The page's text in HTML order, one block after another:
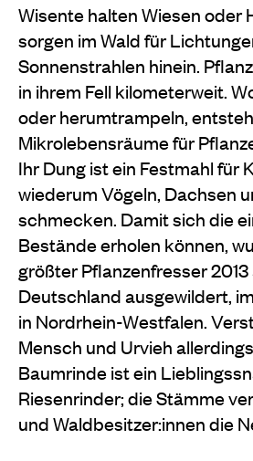
Wisente halten Wiesen oder
sorgen im Wald für
Sonnenstrahlen hinein.
in ihrem Fell kilometerweit.
oder herumtrampeln,
Mikrolebensräume für
Ihr Dung ist ein Festmahl für
wiederum Vögeln, Dachsen
schmecken. Damit sich die
Bestände erholen können,
größter Pflanzenfresser 2013
Deutschland ausgewildert,
in Nordrhein-Westfalen.
Mensch und Urvieh
Baumrinde ist ein
Riesenrinder; die Stämme
und Waldbesitzer:innen die